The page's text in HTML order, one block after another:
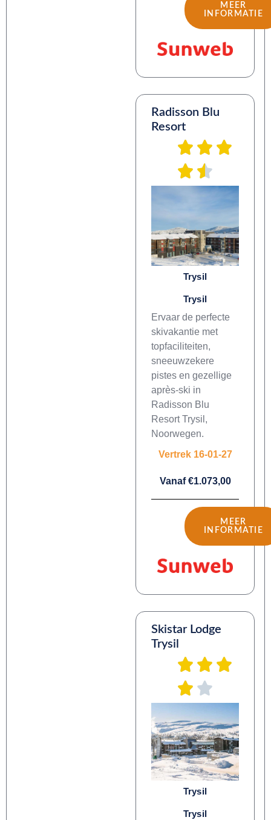
MEER
INFORMATIE
Radisson Blu
Resort
Trysil
Trysil
Ervaar de perfecte
skivakantie met
topfaciliteiten,
sneeuwzekere
pistes en gezellige
après-ski in
Radisson Blu
Resort Trysil,
Noorwegen.
Vertrek 16-01-27
Vanaf €1.073,00
MEER
INFORMATIE
Skistar Lodge
Trysil
Trysil
Trysil